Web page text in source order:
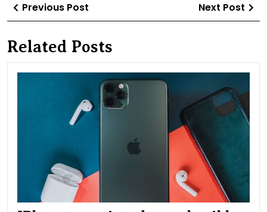
navigáció
Previous Post
Post
Next Post
Related Posts